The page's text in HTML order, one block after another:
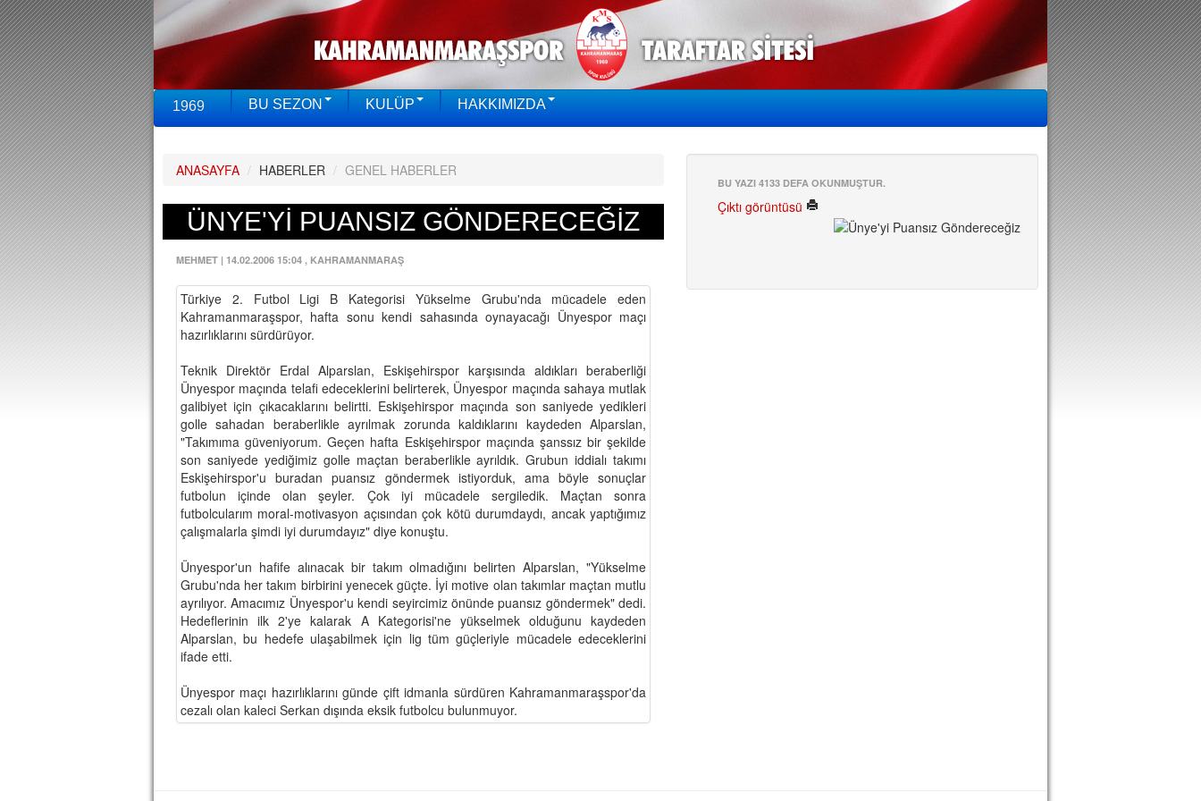
1969 BU SEZON KULÜP HAKKIMIZDA
ANASAYFA / HABERLER / GENEL HABERLER
ÜNYE'Yİ PUANSIZ GÖNDERECEĞİZ
MEHMET | 14.02.2006 15:04 , KAHRAMANMARAŞ
Türkiye 2. Futbol Ligi B Kategorisi Yükselme Grubu'nda mücadele eden
Kahramanmaraşspor, hafta sonu kendi sahasında oynayacağı Ünyespor maçı
hazırlıklarını sürdürüyor.
Teknik Direktör Erdal Alparslan, Eskişehirspor karşısında aldıkları beraberliği
Ünyespor maçında telafi edeceklerini belirterek, Ünyespor maçında sahaya mutlak
galibiyet için çıkacaklarını belirtti. Eskişehirspor maçında son saniyede yedikleri
golle sahadan beraberlikle ayrılmak zorunda kaldıklarını kaydeden Alparslan,
"Takımıma güveniyorum. Geçen hafta Eskişehirspor maçında şanssız bir şekilde
son saniyede yediğimiz golle maçtan beraberlikle ayrıldık. Grubun iddialı takımı
Eskişehirspor'u buradan puansız göndermek istiyorduk, ama böyle sonuçlar
futbolun içinde olan şeyler. Çok iyi mücadele sergiledik. Maçtan sonra
futbolcularım moral-motivasyon açısından çok kötü durumdaydı, ancak yaptığımız
çalışmalarla şimdi iyi durumdayız" diye konuştu.
Ünyespor'un hafife alınacak bir takım olmadığını belirten Alparslan, "Yükselme
Grubu'nda her takım birbirini yenecek güçte. İyi motive olan takımlar maçtan mutlu
ayrılıyor. Amacımız Ünyespor'u kendi seyircimiz önünde puansız göndermek" dedi.
Hedeflerinin ilk 2'ye kalarak A Kategorisi'ne yükselmek olduğunu kaydeden
Alparslan, bu hedefe ulaşabilmek için lig tüm güçleriyle mücadele edeceklerini
ifade etti.
Ünyespor maçı hazırlıklarını günde çift idmanla sürdüren Kahramanmaraşspor'da
cezalı olan kaleci Serkan dışında eksik futbolcu bulunmuyor.
BU YAZI 4133 DEFA OKUNMUŞTUR.
Çıktı görüntüsü